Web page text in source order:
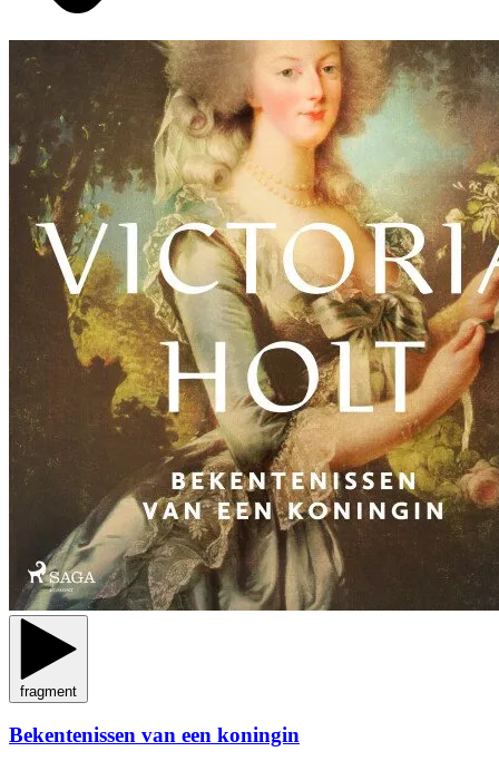
fragment
Bekentenissen van een koningin